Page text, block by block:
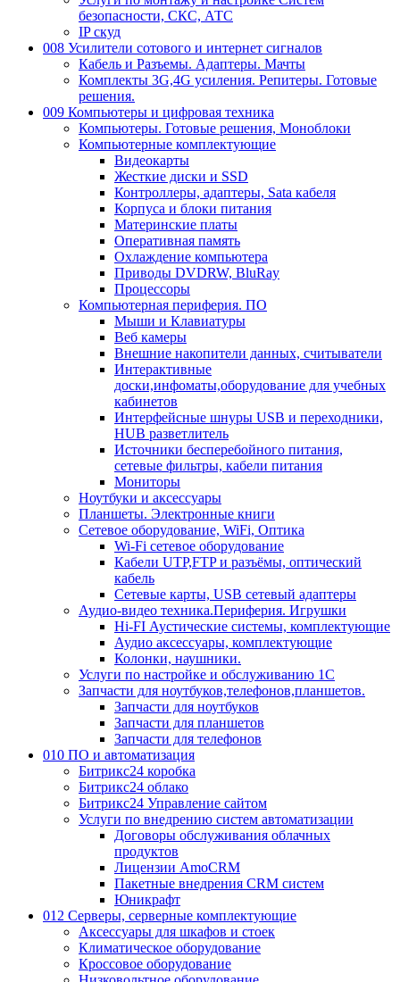
безопасности, СКС, АТС
IP скуд
008 Усилители сотового и интернет сигналов
Кабель и Разъемы. Адаптеры. Мачты
Комплекты 3G,4G усиления. Репитеры. Готовые
решения.
009 Компьютеры и цифровая техника
Компьютеры. Готовые решения, Моноблоки
Компьютерные комплектующие
Видеокарты
Жесткие диски и SSD
Контроллеры, адаптеры, Sata кабеля
Корпуса и блоки питания
Материнские платы
Оперативная память
Охлаждение компьютера
Приводы DVDRW, BluRay
Процессоры
Компьютерная периферия. ПО
Мыши и Клавиатуры
Веб камеры
Внешние накопители данных, считыватели
Интерактивные
доски,инфоматы,оборудование для учебных
кабинетов
Интерфейсные шнуры USB и переходники,
HUB разветлитель
Источники бесперебойного питания,
сетевые фильтры, кабели питания
Мониторы
Ноутбуки и аксессуары
Планшеты. Электронные книги
Сетевое оборудование, WiFi, Оптика
Wi-Fi сетевое оборудование
Кабели UTP,FTP и разъёмы, оптический
кабель
Сетевые карты, USB сетевый адаптеры
Аудио-видео техника.Периферия. Игрушки
Hi-FI Аустические системы, комплектующие
Аудио аксессуары, комплектующие
Колонки, наушники.
Услуги по настройке и обслуживанию 1С
Запчасти для ноутбуков,телефонов,планшетов.
Запчасти для ноутбуков
Запчасти для планшетов
Запчасти для телефонов
010 ПО и автоматизация
Битрикс24 коробка
Битрикс24 облако
Битрикс24 Управление сайтом
Услуги по внедрению систем автоматизации
Договоры обслуживания облачных
продуктов
Лицензии AmoCRM
Пакетные внедрения CRM систем
Юникрафт
012 Серверы, серверные комплектующие
Аксессуары для шкафов и стоек
Климатическое оборудование
Кроссовое оборудование